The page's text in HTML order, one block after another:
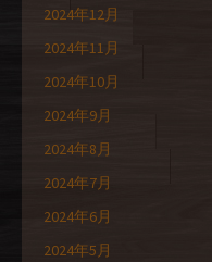
2024年12月
2024年11月
2024年10月
2024年9月
2024年8月
2024年7月
2024年6月
2024年5月